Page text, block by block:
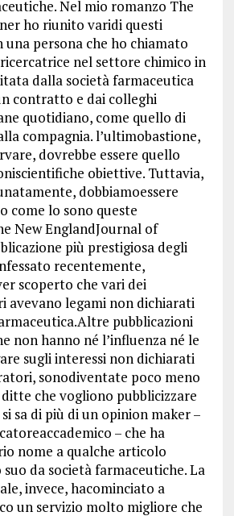
Nel mio romanzo The
ho riunito varidi questi
persona che ho chiamato
nel settore chimico in
dalla società farmaceutica
contratto e dai colleghi
quotidiano, come quello di
compagnia. l’ultimobastione,
dovrebbe essere quello
obiettive. Tuttavia,
dobbiamoessere
come lo sono queste
New EnglandJournal of
più prestigiosa degli
recentemente,
scoperto che vari dei
avevano legami non dichiarati
pubblicazioni
non hanno né l’influenza né le
sugli interessi non dichiarati
sonodiventate poco meno
che vogliono pubblicizzare
sa di più di un opinion maker –
– che ha
nome a qualche articolo
da società farmaceutiche. La
invece, hacominciato a
un servizio molto migliore che